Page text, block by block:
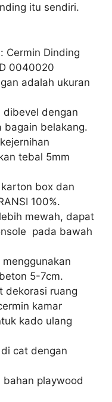
itu sendiri.
Cermin Dinding
0040020
adalah ukuran
dibevel dengan
bagain belakang.
tebal 5mm
box dan
100%.
mewah, dapat
pada bawah
5-7cm.
dekorasi ruang
kamar
kado ulang
cat dengan
bahan playwood